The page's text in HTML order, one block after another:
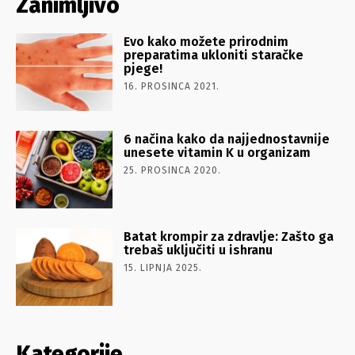
Evo kako možete prirodnim
preparatima ukloniti staračke
pjege!
16. PROSINCA 2021.
6 načina kako da najjednostavnije
unesete vitamin K u organizam
25. PROSINCA 2020.
Batat krompir za zdravlje: Zašto ga
trebaš uključiti u ishranu
15. LIPNJA 2025.